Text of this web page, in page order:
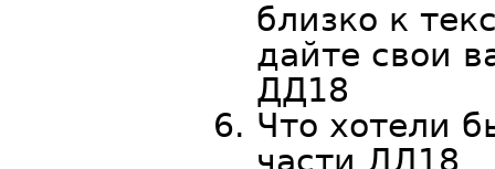
близко к
дайте свои
ДД18
Что хотели
части ДД18